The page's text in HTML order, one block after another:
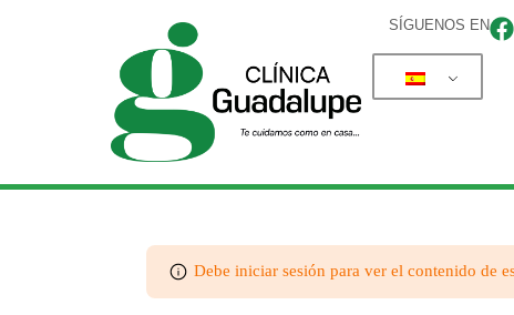
SÍGUENOS EN
Debe iniciar sesión para ver el contenido de